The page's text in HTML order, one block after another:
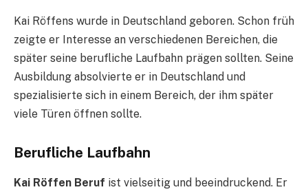
Kai Röffens wurde in Deutschland geboren. Schon früh
zeigte er Interesse an verschiedenen Bereichen, die
später seine berufliche Laufbahn prägen sollten. Seine
Ausbildung absolvierte er in Deutschland und
spezialisierte sich in einem Bereich, der ihm später
viele Türen öffnen sollte.
Berufliche Laufbahn
Kai Röffen Beruf ist vielseitig und beeindruckend. Er